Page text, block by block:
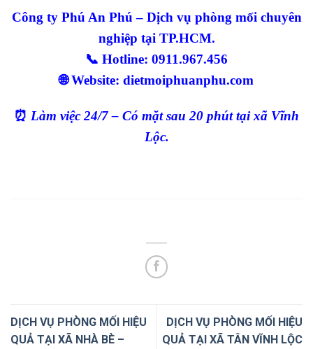
Công ty Phú An Phú – Dịch vụ phòng mối chuyên
nghiệp tại TP.HCM.
📞 Hotline: 0911.967.456
🌐 Website: dietmoiphuanphu.com
⏰ Làm việc 24/7 – Có mặt sau 20 phút tại xã Vĩnh
Lộc.
DỊCH VỤ PHÒNG MỐI HIỆU
QUẢ TẠI XÃ NHÀ BÈ –
DỊCH VỤ PHÒNG MỐI HIỆU
QUẢ TẠI XÃ TÂN VĨNH LỘC